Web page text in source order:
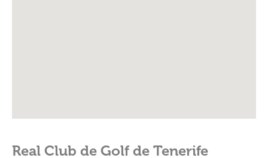
Real Club de Golf de Tenerife